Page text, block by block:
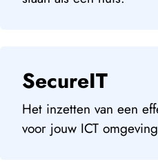
SecureIT
Het inzetten van een
voor jouw ICT